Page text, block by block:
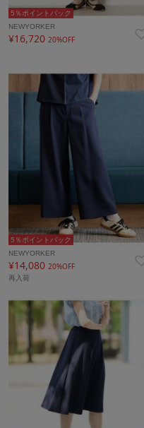
5％ポイントバック
NEWYORKER
¥16,720 20%OFF
5％ポイントバック
NEWYORKER
¥14,080 20%OFF
再入荷